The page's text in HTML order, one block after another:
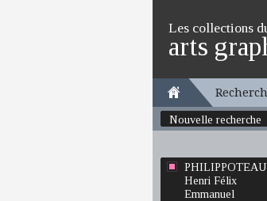
Les collections
arts
Nouvelle recherche
Henri Félix
Emmanuel